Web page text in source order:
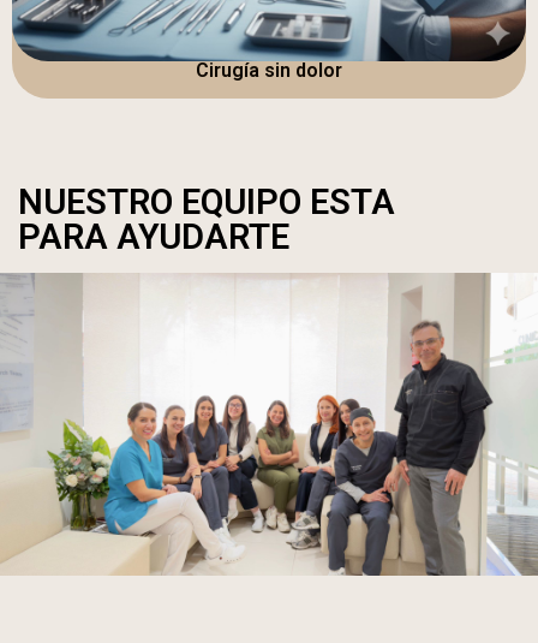
Cirugía sin dolor
NUESTRO EQUIPO ESTA
PARA AYUDARTE